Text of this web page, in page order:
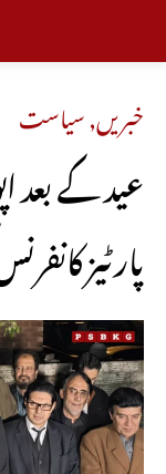
خبریں,سیاست
عید کے بعد
پارٹیز